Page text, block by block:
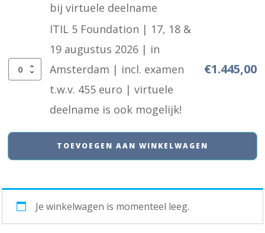
driedaagse
training,
bij
deelname
aantal
bij virtuele deelname
ITIL
Foundation
|
17,
&
19
ITIL 5 Foundation | 17, 18 &
19 augustus 2026 | in
Amsterdam | incl. examen
t.w.v. 455 euro | virtuele
deelname is ook mogelijk!
€1.445,00
TOEVOEGEN AAN WINKELWAGEN
Je winkelwagen is momenteel leeg.